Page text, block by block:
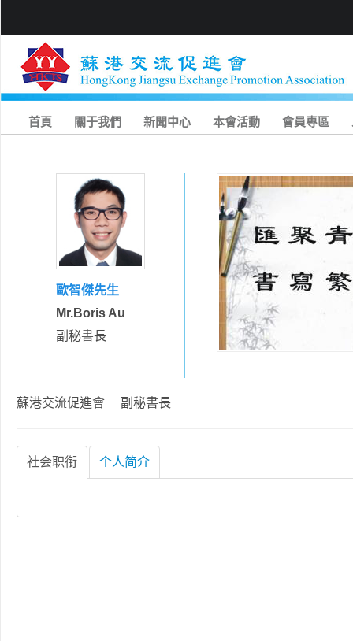
首頁 關于我們 新聞中心 本會活動 會員專區
歐智傑先生
Mr.Boris Au
副秘書長
蘇港交流促進會 副秘書長
社会职衔 个人简介